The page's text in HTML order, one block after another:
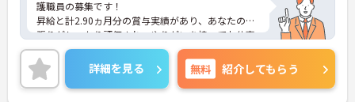
護職員の募集です！
昇給と計2.90ヵ月分の賞与実績があり、あなたの頑
張りがしっかり評価され、やりがいを持ってお仕事
ができます！
また、社会保険完備で退職金制度や介護・育児休業
の取得実績もあり、安心して長期で働きやすい環境
が整っています◎
詳細を見る 無料 紹介してもらう